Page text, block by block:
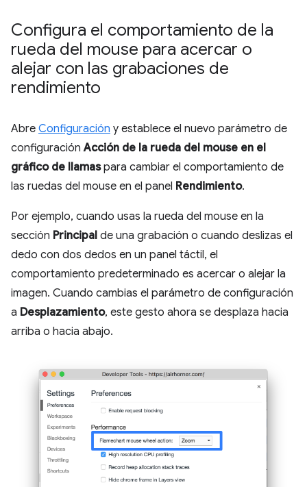
Configura el comportamiento de la
rueda del mouse para acercar o
alejar con las grabaciones de
rendimiento
Abre Configuración y establece el nuevo parámetro de
configuraciónAcción de la rueda del mouse en el
gráfico de llamaspara cambiar el comportamiento de
las ruedas del mouse en el panel Rendimiento.
Por ejemplo, cuando usas la rueda del mouse en la
sección Principal de una grabación o cuando deslizas el
dedo con dos dedos en un panel táctil, el
comportamiento predeterminado es acercar o alejar la
imagen. Cuando cambias el parámetro de configuración
a Desplazamiento, este gesto ahora se desplaza hacia
arriba o hacia abajo.